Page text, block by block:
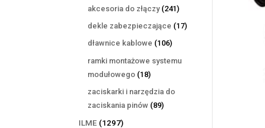
produktów
akcesoria do złączy 241241
produktów
dekle zabezpieczające 1717
dławnice kablowe 106106
ramki montażowe systemu
modułowego 1818
produktów
zaciskarki i narzędzia do
zaciskania pinów 8989
ILME 12971297